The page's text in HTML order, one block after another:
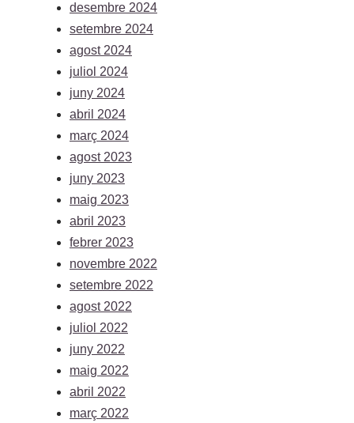
desembre 2024
setembre 2024
agost 2024
juliol 2024
juny 2024
abril 2024
març 2024
agost 2023
juny 2023
maig 2023
abril 2023
febrer 2023
novembre 2022
setembre 2022
agost 2022
juliol 2022
juny 2022
maig 2022
abril 2022
març 2022